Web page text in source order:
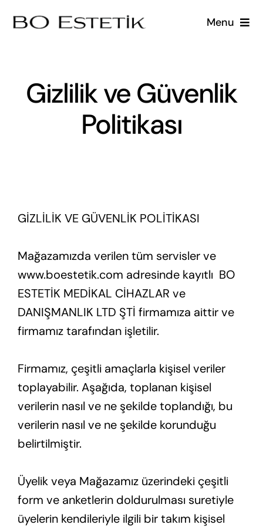
Menu
Diyetisyenlere Özel Eğitimler
Klinikler İçin
Gizlilik ve Güvenlik
Politikası
GİZLİLİK VE GÜVENLİK POLİTİKASI
Mağazamızda verilen tüm servisler ve
www.boestetik.com adresinde kayıtlı BO
ESTETİK MEDİKAL CİHAZLAR ve
DANIŞMANLIK LTD ŞTİ firmamıza aittir ve
firmamız tarafından işletilir.
Firmamız, çeşitli amaçlarla kişisel veriler
toplayabilir. Aşağıda, toplanan kişisel
verilerin nasıl ve ne şekilde toplandığı, bu
verilerin nasıl ve ne şekilde korunduğu
belirtilmiştir.
Üyelik veya Mağazamız üzerindeki çeşitli
form ve anketlerin doldurulması suretiyle
üyelerin kendileriyle ilgili bir takım kişisel